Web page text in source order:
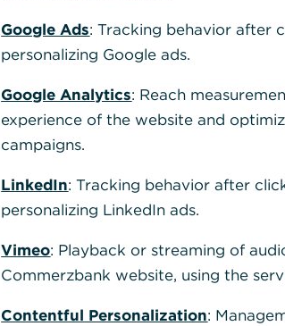
Google Ads: Tracking behavior after
personalizing Google ads.
Google Analytics: Reach
experience of the website and
campaigns.
LinkedIn: Tracking behavior after
personalizing LinkedIn ads.
Vimeo: Playback or streaming of
Commerzbank website, using the
Contentful Personalization: